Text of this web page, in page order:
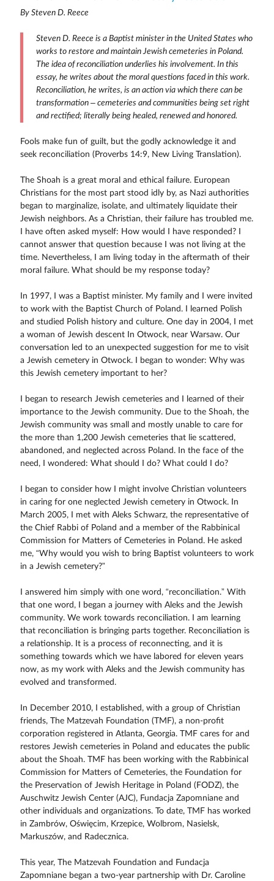
By Steven D. Reece
Steven D. Reece is a Baptist minister in the United States who
works to restore and maintain Jewish cemeteries in Poland.
The idea of reconciliation underlies his involvement. In this
essay, he writes about the moral questions faced in this work.
Reconciliation, he writes, is an action via which there can be
transformation – cemeteries and communities being set right
and rectified; literally being healed, renewed and honored.
Fools make fun of guilt, but the godly acknowledge it and
seek reconciliation (Proverbs 14:9, New Living Translation).
The Shoah is a great moral and ethical failure. European
Christians for the most part stood idly by, as Nazi authorities
began to marginalize, isolate, and ultimately liquidate their
Jewish neighbors. As a Christian, their failure has troubled me.
I have often asked myself: How would I have responded? I
cannot answer that question because I was not living at the
time. Nevertheless, I am living today in the aftermath of their
moral failure. What should be my response today?
In 1997, I was a Baptist minister. My family and I were invited
to work with the Baptist Church of Poland. I learned Polish
and studied Polish history and culture. One day in 2004, I met
a woman of Jewish descent In Otwock, near Warsaw. Our
conversation led to an unexpected suggestion for me to visit
a Jewish cemetery in Otwock. I began to wonder: Why was
this Jewish cemetery important to her?
I began to research Jewish cemeteries and I learned of their
importance to the Jewish community. Due to the Shoah, the
Jewish community was small and mostly unable to care for
the more than 1,200 Jewish cemeteries that lie scattered,
abandoned, and neglected across Poland. In the face of the
need, I wondered: What should I do? What could I do?
I began to consider how I might involve Christian volunteers
in caring for one neglected Jewish cemetery in Otwock. In
March 2005, I met with Aleks Schwarz, the representative of
the Chief Rabbi of Poland and a member of the Rabbinical
Commission for Matters of Cemeteries in Poland. He asked
me, “Why would you wish to bring Baptist volunteers to work
in a Jewish cemetery?”
I answered him simply with one word, “reconciliation.” With
that one word, I began a journey with Aleks and the Jewish
community. We work towards reconciliation. I am learning
that reconciliation is bringing parts together. Reconciliation is
a relationship. It is a process of reconnecting, and it is
something towards which we have labored for eleven years
now, as my work with Aleks and the Jewish community has
evolved and transformed.
In December 2010, I established, with a group of Christian
friends, The Matzevah Foundation (TMF), a non-profit
corporation registered in Atlanta, Georgia. TMF cares for and
restores Jewish cemeteries in Poland and educates the public
about the Shoah. TMF has been working with the Rabbinical
Commission for Matters of Cemeteries, the Foundation for
the Preservation of Jewish Heritage in Poland (FODZ), the
Auschwitz Jewish Center (AJC), Fundacja Zapomniane and
other individuals and organizations. To date, TMF has worked
in Zambrów, Oświęcim, Krzepice, Wolbrom, Nasielsk,
Markuszów, and Radecznica.
This year, The Matzevah Foundation and Fundacja
Zapomniane began a two-year partnership with Dr. Caroline